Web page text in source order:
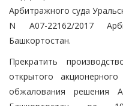
Арбитражного суда
N А07-22162/2017
Башкортостан.
Прекратить
открытого
обжалования решения